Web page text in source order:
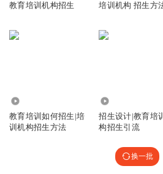
教育培训机构招生 培训机构 招生方
教育培训如何招生|培
训机构招生方法
招生设计|教育培
构招生引流
换一批